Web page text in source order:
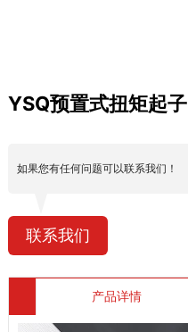
YSQ预置式扭矩起子
如果您有任何问题可以联系我们！
联系我们
产品详情